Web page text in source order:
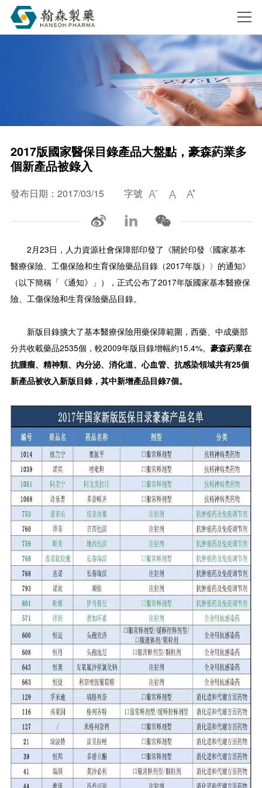
2017版國家醫保目錄產品大盤點，豪森葯業多
個新產品被錄入
發布日期：2017/03/15 字號   
2月23日，人力資源社會保障部印發了《關於印發〈國家基本
醫療保險、工傷保險和生育保險藥品目錄（2017年版）〉的通知》
（以下簡稱「《通知》」），正式公布了2017年版國家基本醫療保
險、工傷保險和生育保險藥品目錄。
新版目錄擴大了基本醫療保險用藥保障範圍，西藥、中成藥部
分共收載藥品2535個，較2009年版目錄增幅約15.4%。 豪森葯業在
抗腫瘤、精神類、內分泌、消化道、心血管、抗感染領域共有25個
新產品被收入新版目錄，其中新增產品目錄7個。